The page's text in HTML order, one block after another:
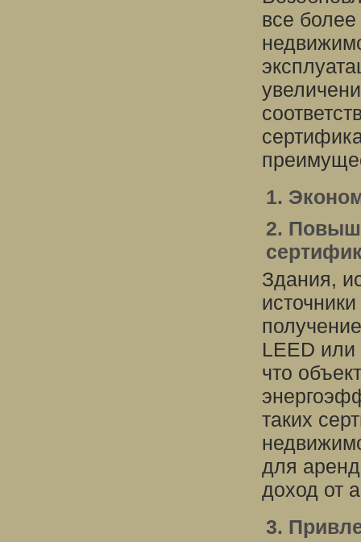
все
1.
2.
Здания,
LEED
что
таких
для
доход от
3.